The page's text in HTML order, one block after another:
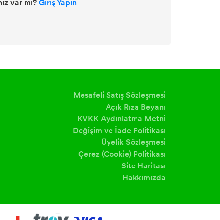
var mı?Giriş Yapın
Mesafeli Satış Sözleşmesi
Açık Rıza Beyanı
KVKK Aydınlatma Metni
Değişim ve İade Politikası
Üyelik Sözleşmesi
Çerez (Cookie) Politikası
Site Haritası
Hakkımızda